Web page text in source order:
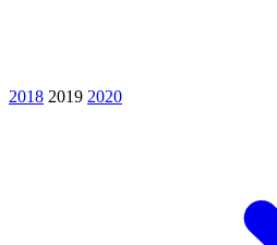
2018 2019 2020